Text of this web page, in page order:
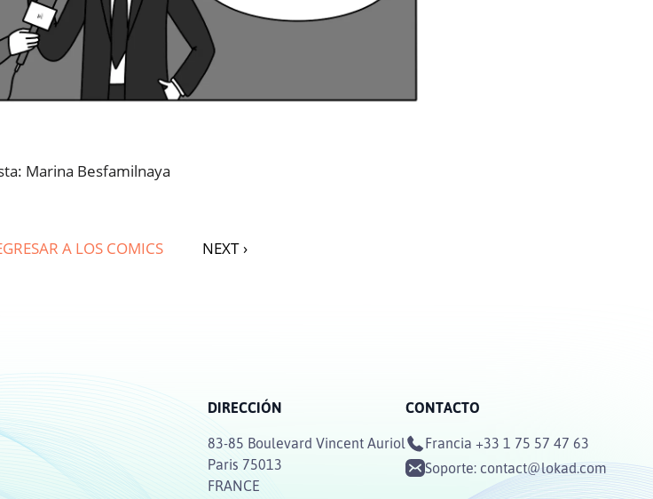
Marina Besfamilnaya
A LOS COMICS NEXT ›
DIRECCIÓN
83-85 Boulevard Vincent Auriol
Paris 75013
FRANCE
CONTACTO
Francia +33 1 75 57 47 63
Soporte: contact@lokad.com